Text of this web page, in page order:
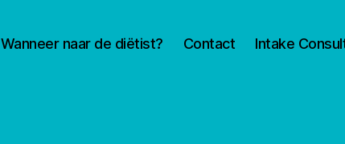
Wanneer naar de diëtist? Contact Intake